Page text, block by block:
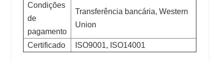
Condições
de
pagamento
Transferência bancária, Western
Union
Certificado ISO9001, ISO14001